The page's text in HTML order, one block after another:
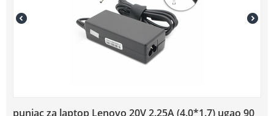
punjac za laptop Lenovo 20V 2.25A (4.0*1.7) ugao 90